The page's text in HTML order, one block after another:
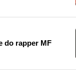
do rapper MF